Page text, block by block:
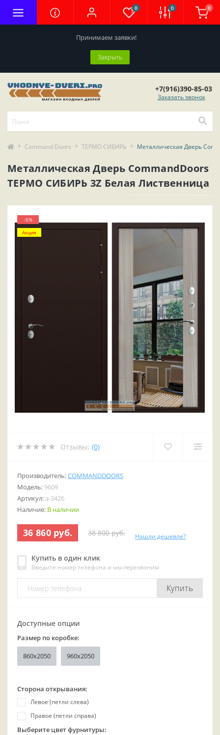
Принимаем заявки!
Закрыть
0 0 0
+7(916)390-85-03
Заказать звонок
Command Doors ТЕРМО СИБИРЬ Металлическая Дверь
Металлическая Дверь CommandDoors
ТЕРМО СИБИРЬ 3Z Белая Лиственница
-5%
Акция
Отзывы: (0)
Производитель:COMMANDDOORS
Модель: 9609
Артикул: a-3426
Наличие: В наличии
36 860 руб. 38 800 руб. Нашли дешевле?
Купить в один клик
Введите номер телефона и мы перезвоним
Купить
Доступные опции
Размер по коробке:
860x2050 960x2050
Сторона открывания:
Левое (петли слева)
Правое (петли справа)
Выберите цвет фурнитуры: